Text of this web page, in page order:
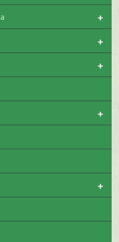
+
+
+
+
+